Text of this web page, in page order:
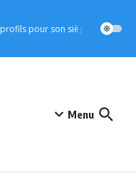
pour son siège à Lomé
Menu